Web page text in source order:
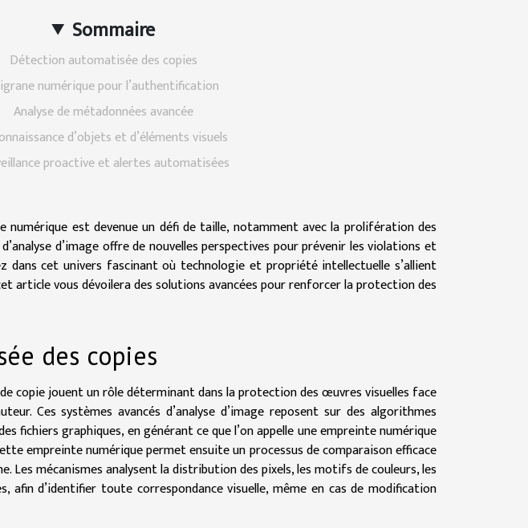
Sommaire
Détection automatisée des copies
numérique pour l’authentification
Analyse de métadonnées avancée
d’objets et d’éléments visuels
proactive et alertes automatisées
numérique est devenue un défi de taille, notamment avec la prolifération des
d’image offre de nouvelles perspectives pour prévenir les violations et
dans cet univers fascinant où technologie et propriété intellectuelle s’allient
article vous dévoilera des solutions avancées pour renforcer la protection des
des copies
copie jouent un rôle déterminant dans la protection des œuvres visuelles face
Ces systèmes avancés d’analyse d’image reposent sur des algorithmes
fichiers graphiques, en générant ce que l’on appelle une empreinte numérique
empreinte numérique permet ensuite un processus de comparaison efficace
Les mécanismes analysent la distribution des pixels, les motifs de couleurs, les
d’identifier toute correspondance visuelle, même en cas de modification